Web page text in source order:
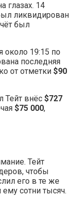
глазах. 14
ликвидирован
был
около 19:15 по
последняя
от отметки $90
Тейт внёс $727
$75 000,
Тейт
чтобы
его в те же
сотни тысяч.